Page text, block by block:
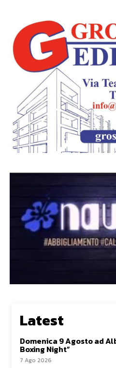
Latest
Domenica 9 Agosto ad
Boxing Night”
7 Ago 2026